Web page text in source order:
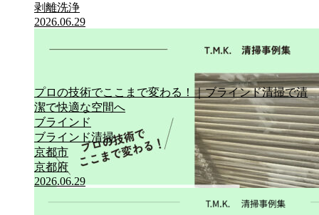
剥離洗浄
2026.06.29
プロの技術でここまで変わる！｜ブラインド清掃で清
潔で快適な空間へ
ブラインド
ブラインド清掃
京都市
京都府
2026.06.29